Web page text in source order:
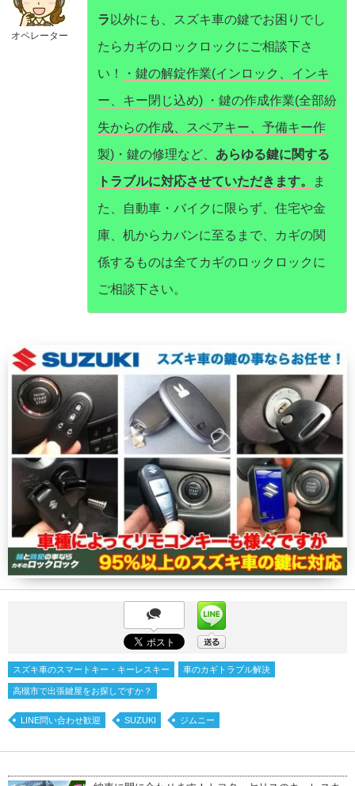
オペレーター
ラ 以外にも、スズキ車の鍵でお困りでし
たらカギのロックロックにご相談下さ
い！
・鍵の解錠作業(インロック、インキ
ー、キー閉じ込め) ・鍵の作成作業(全部紛
失からの作成、スペアキー、予備キー作
製)・鍵の修理など、 あらゆる鍵に関する
トラブルに対応させていただきます。
ま
た、自動車・バイクに限らず、住宅や金
庫、机からカバンに至るまで、カギの関
係するものは全てカギのロックロックに
ご相談下さい。
スズキ車のスマートキー・キーレスキー 車のカギトラブル解決
高槻市で出張鍵屋をお探しですか？
LINE問い合わせ歓迎 SUZUKI ジムニー